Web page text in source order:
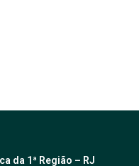
da 1ª Região – RJ